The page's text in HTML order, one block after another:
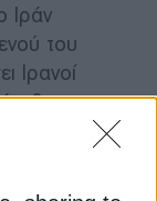
Ιράν
του
Ιρανοί
θα
Ντόχα
φτάσουν
και την